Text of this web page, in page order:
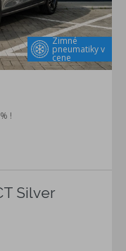
Zimné
pneumatiky v
cene
!
Silver